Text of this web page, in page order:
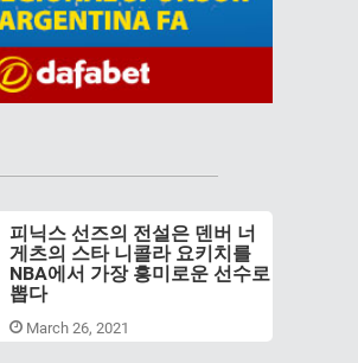
피닉스 선즈의 전설은 덴버 너
게츠의 스타 니콜라 요키치를
NBA에서 가장 흥미로운 선수로
뽑다
March 26, 2021